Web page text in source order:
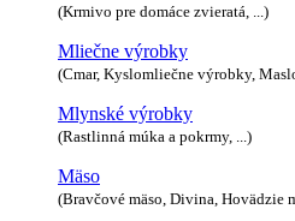
(Krmivo pre domáce zvieratá, ...)
Mliečne výrobky
(Cmar, Kyslomliečne výrobky,
Mlynské výrobky
(Rastlinná múka a pokrmy, ...)
Mäso
(Bravčové mäso, Divina, Hovädzie